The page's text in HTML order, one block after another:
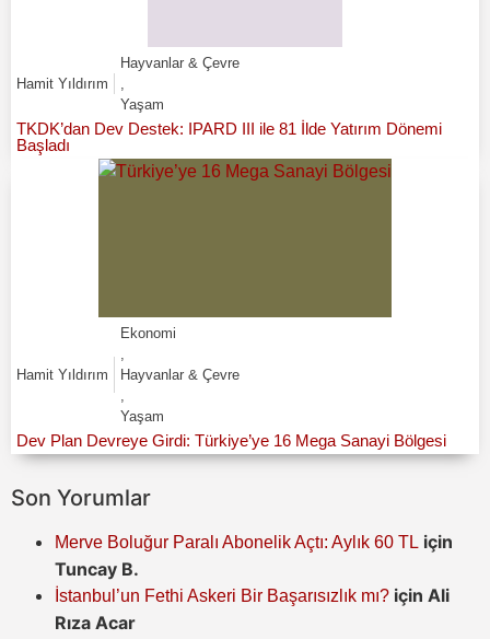
Hamit Yıldırım
Hayvanlar & Çevre
,
Yaşam
TKDK’dan Dev Destek: IPARD III ile 81 İlde Yatırım Dönemi
Başladı
Hamit Yıldırım
Ekonomi
,
Hayvanlar & Çevre
,
Yaşam
Dev Plan Devreye Girdi: Türkiye’ye 16 Mega Sanayi Bölgesi
Son Yorumlar
Merve Boluğur Paralı Abonelik Açtı: Aylık 60 TL için
Tuncay B.
İstanbul’un Fethi Askeri Bir Başarısızlık mı? için Ali
Rıza Acar